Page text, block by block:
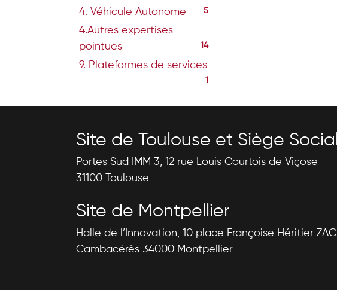
4. Véhicule Autonome 5
4.Autres expertises
pointues
14
9. Plateformes de services
1
Site de Toulouse et Siège Social
Portes Sud IMM 3, 12 rue Louis Courtois de Viçose
31100 Toulouse
Site de Montpellier
Halle de l’Innovation, 10 place Françoise Héritier ZAC
Cambacérès 34000 Montpellier